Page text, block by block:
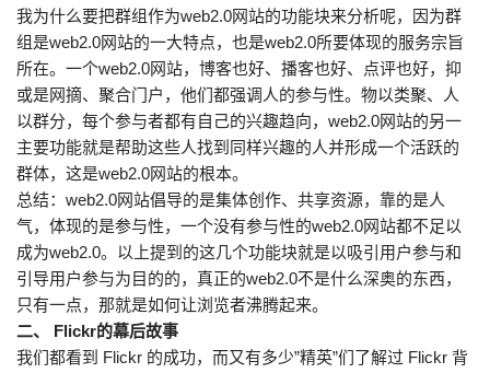
我为什么要把群组作为web2.0网站的功能块来分析呢，因为群
组是web2.0网站的一大特点，也是web2.0所要体现的服务宗旨
所在。一个web2.0网站，博客也好、播客也好、点评也好，抑
或是网摘、聚合门户，他们都强调人的参与性。物以类聚、人
以群分，每个参与者都有自己的兴趣趋向，web2.0网站的另一
主要功能就是帮助这些人找到同样兴趣的人并形成一个活跃的
群体，这是web2.0网站的根本。
总结：web2.0网站倡导的是集体创作、共享资源，靠的是人
气，体现的是参与性，一个没有参与性的web2.0网站都不足以
成为web2.0。以上提到的这几个功能块就是以吸引用户参与和
引导用户参与为目的的，真正的web2.0不是什么深奥的东西，
只有一点，那就是如何让浏览者沸腾起来。
二、 Flickr的幕后故事
我们都看到 Flickr 的成功，而又有多少”精英”们了解过 Flickr 背